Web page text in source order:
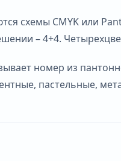
схемы CMYK или
– 4+4.
номер из
пастельные,